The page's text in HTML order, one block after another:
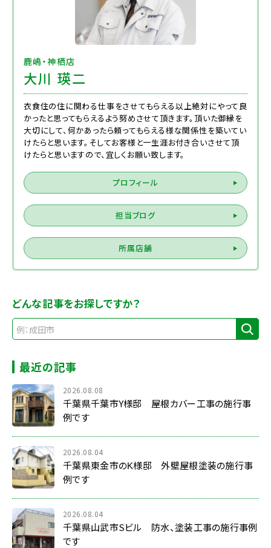
鹿嶋・神栖店
大川 瑛二
衣食住の住に関わる仕事をさせてもらえる以上絶対にやって良
かったと思ってもらえるよう努めさせて頂きます。頂いた御縁を
大切にして、何かあったら頼ってもらえる様な関係性を築いてい
けたらと思います。そしてお客様と一生涯お付き合いさせて頂
けたらと思いますので、宜しくお願い致します。
プロフィール
担当ブログ
所属店舗
どんな記事をお探しですか？
最近の記事
2026.08.08
千葉県千葉市Y様邸 屋根カバー工事の施行事
例です
2026.08.04
千葉県東金市のK様邸 外壁屋根塗装の施行事
例です
2026.08.04
千葉県山武市Sビル 防水、塗装工事の施行事例
です